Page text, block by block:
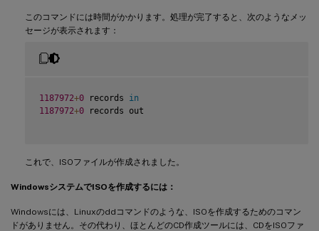
このコマンドには時間がかかります。処理が完了すると、次のようなメッ
セージが表示されます：
1187972+0 records in
1187972+0 records out
これで、ISOファイルが作成されました。
WindowsシステムでISOを作成するには：
Windowsには、Linuxのddコマンドのような、ISOを作成するためのコマン
ドがありません。その代わり、ほとんどのCD作成ツールには、CDをISOファ